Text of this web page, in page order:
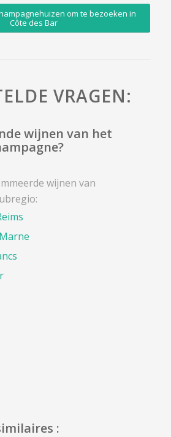
om te bezoeken in
Côte des Bar
VRAGEN:
wijnen van het
wijnen van
: